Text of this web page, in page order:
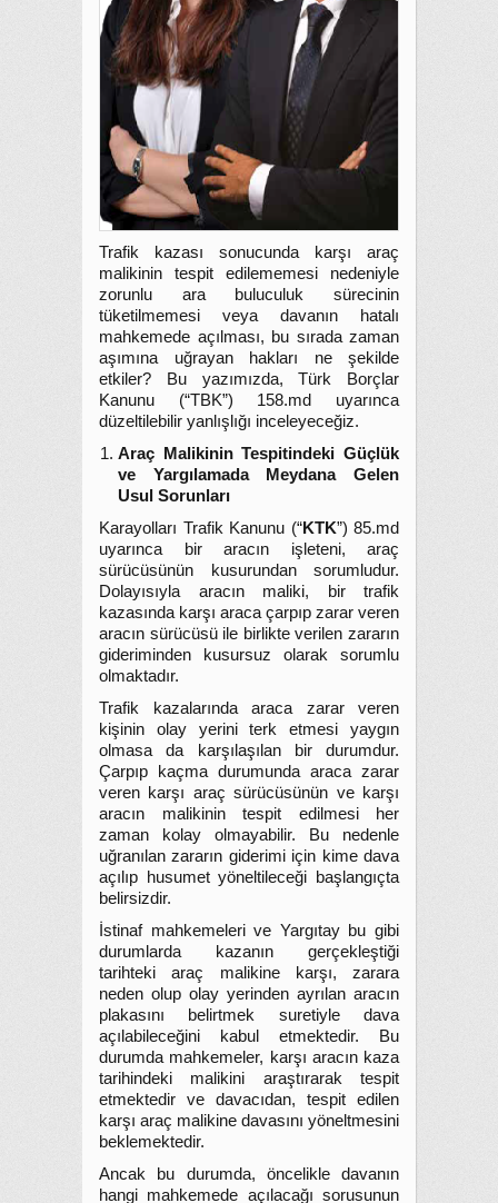
Trafik kazası sonucunda karşı araç
malikinin tespit edilememesi nedeniyle
zorunlu ara buluculuk sürecinin
tüketilmemesi veya davanın hatalı
mahkemede açılması, bu sırada zaman
aşımına uğrayan hakları ne şekilde
etkiler? Bu yazımızda, Türk Borçlar
Kanunu (“TBK”) 158.md uyarınca
düzeltilebilir yanlışlığı inceleyeceğiz.
Araç Malikinin Tespitindeki Güçlük
ve Yargılamada Meydana Gelen
Usul Sorunları
Karayolları Trafik Kanunu (“KTK”) 85.md
uyarınca bir aracın işleteni, araç
sürücüsünün kusurundan sorumludur.
Dolayısıyla aracın maliki, bir trafik
kazasında karşı araca çarpıp zarar veren
aracın sürücüsü ile birlikte verilen zararın
gideriminden kusursuz olarak sorumlu
olmaktadır.
Trafik kazalarında araca zarar veren
kişinin olay yerini terk etmesi yaygın
olmasa da karşılaşılan bir durumdur.
Çarpıp kaçma durumunda araca zarar
veren karşı araç sürücüsünün ve karşı
aracın malikinin tespit edilmesi her
zaman kolay olmayabilir. Bu nedenle
uğranılan zararın giderimi için kime dava
açılıp husumet yöneltileceği başlangıçta
belirsizdir.
İstinaf mahkemeleri ve Yargıtay bu gibi
durumlarda kazanın gerçekleştiği
tarihteki araç malikine karşı, zarara
neden olup olay yerinden ayrılan aracın
plakasını belirtmek suretiyle dava
açılabileceğini kabul etmektedir. Bu
durumda mahkemeler, karşı aracın kaza
tarihindeki malikini araştırarak tespit
etmektedir ve davacıdan, tespit edilen
karşı araç malikine davasını yöneltmesini
beklemektedir.
Ancak bu durumda, öncelikle davanın
hangi mahkemede açılacağı sorusunun